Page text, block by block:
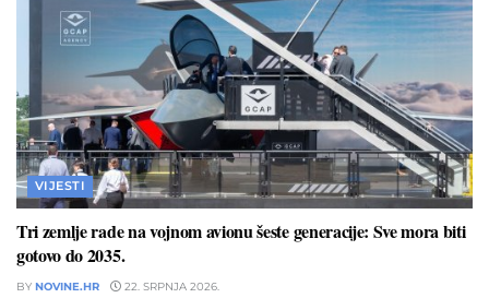
VIJESTI
Tri zemlje rade na vojnom avionu šeste generacije: Sve mora biti
gotovo do 2035.
BY NOVINE.HR 22. SRPNJA 2026.